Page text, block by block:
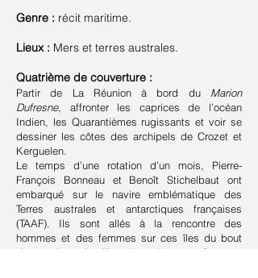
Genre : récit maritime.
Lieux : Mers et terres australes.
Quatrième de couverture :
Partir de La Réunion à bord du Marion
Dufresne, affronter les caprices de l’océan
Indien, les Quarantièmes rugissants et voir se
dessiner les côtes des archipels de Crozet et
Kerguelen.
Le temps d’une rotation d’un mois, Pierre-
François Bonneau et Benoît Stichelbaut ont
embarqué sur le navire emblématique des
Terres australes et antarctiques françaises
(TAAF). Ils sont allés à la rencontre des
hommes et des femmes sur ces îles du bout
du monde, qui veillent à protéger une faune et